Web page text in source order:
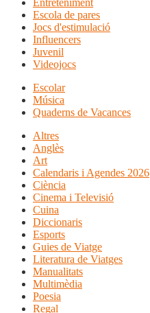
Entreteniment
Escola de pares
Jocs d'estimulació
Influencers
Juvenil
Videojocs
Escolar
Música
Quaderns de Vacances
Altres
Anglès
Art
Calendaris i Agendes 2026
Ciència
Cinema i Televisió
Cuina
Diccionaris
Esports
Guies de Viatge
Literatura de Viatges
Manualitats
Multimèdia
Poesia
Regal